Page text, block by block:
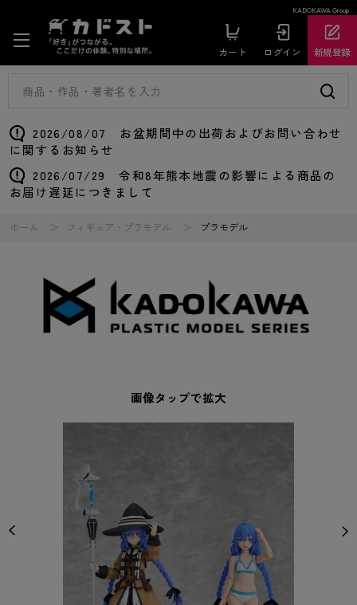
KADOKAWA Group
カート ログイン 新規登録
2026/08/07 お盆期間中の出荷およびお問い合わせ
に関するお知らせ
2026/07/29 令和8年熊本地震の影響による商品の
お届け遅延につきまして
ホーム フィギュア・プラモデル プラモデル
画像タップで拡大